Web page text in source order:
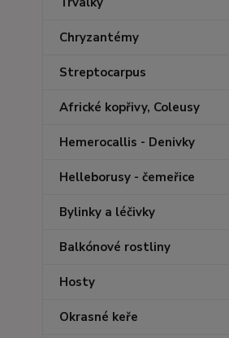
Chryzantémy
Streptocarpus
Africké kopřivy, Coleusy
Hemerocallis - Denivky
Helleborusy - čemeřice
Bylinky a léčivky
Balkónové rostliny
Hosty
Okrasné keře